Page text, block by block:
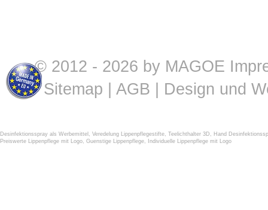
© 2012 - 2026 by MAGOE
Sitemap
AGB | Design und
Desinfektionsspray als Werbemittel , Veredelung Lippenpflegestifte, Teelichthalter 3D , Hand
Preiswerte Lippenpflege mit Logo, Guenstige Lippenpflege, Individuelle Lippenpflege mit Logo